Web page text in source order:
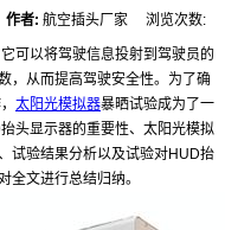
作者: 航空插头厂家 浏览次数:
可以将驾驶信息投射到驾驶员的
，从而提高驾驶安全性。为了确
太阳光模拟器暴晒试验成为了一
头显示器的重要性、太阳光模拟
试验结果分析以及试验对HUD抬
全文进行总结归纳。